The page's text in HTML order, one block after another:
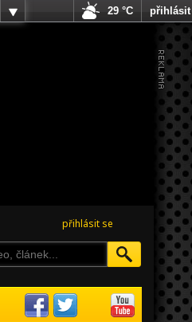
přihlásit se
29 °C přihlásit